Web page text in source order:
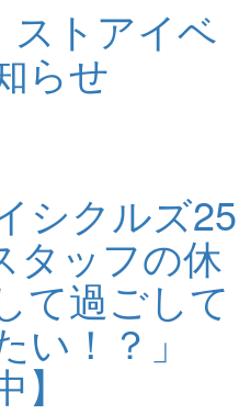
ストアイベ
らせ
シクルズ25
タッフの休
て過ごして
い！？」